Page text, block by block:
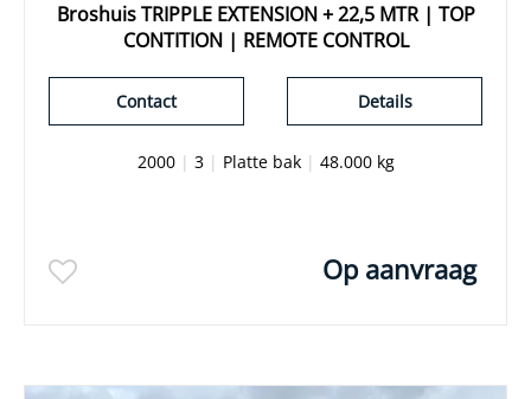
Broshuis TRIPPLE EXTENSION + 22,5 MTR | TOP
CONTITION | REMOTE CONTROL
Details
Contact
2000| 3| Platte bak| 48.000 kg
Op aanvraag